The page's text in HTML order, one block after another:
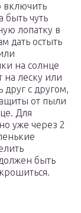
включить
быть чуть
лопатку в
дать остыть
на солнце
леску или
друг с другом,
от пыли
Для
уже через 2
быть